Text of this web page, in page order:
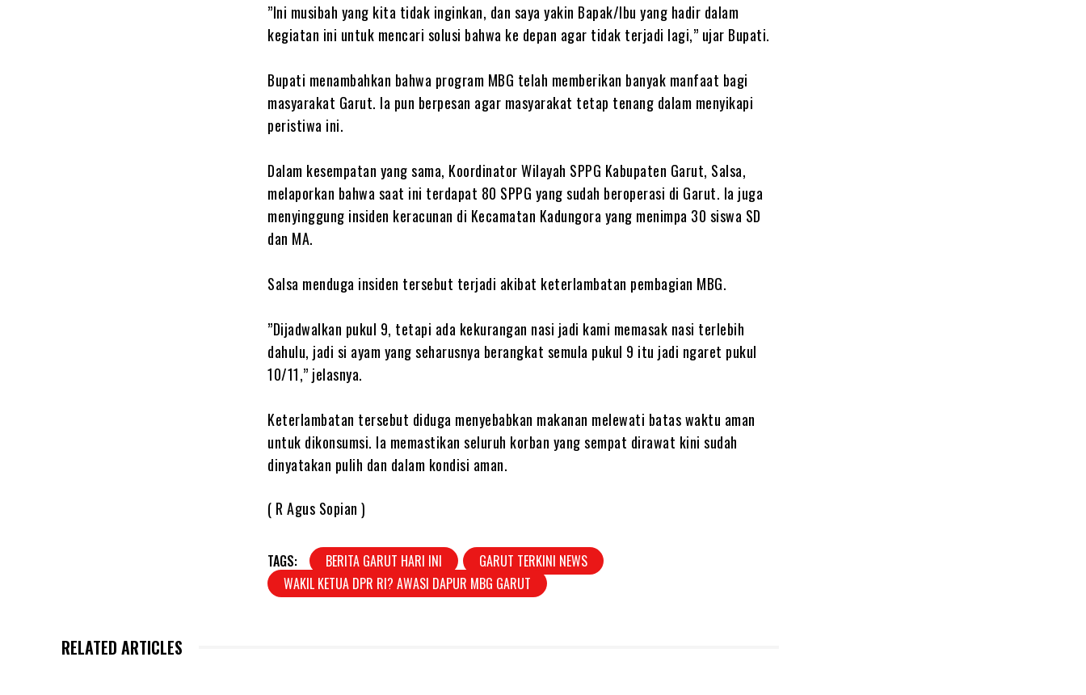
‎”Ini musibah yang kita tidak inginkan, dan saya yakin Bapak/Ibu yang hadir dalam
kegiatan ini untuk mencari solusi bahwa ke depan agar tidak terjadi lagi,” ujar Bupati.
‎Bupati menambahkan bahwa program MBG telah memberikan banyak manfaat bagi
masyarakat Garut. Ia pun berpesan agar masyarakat tetap tenang dalam menyikapi
peristiwa ini.
‎Dalam kesempatan yang sama, Koordinator Wilayah SPPG Kabupaten Garut, Salsa,
melaporkan bahwa saat ini terdapat 80 SPPG yang sudah beroperasi di Garut. Ia juga
menyinggung insiden keracunan di Kecamatan Kadungora yang menimpa 30 siswa SD
dan MA.
‎Salsa menduga insiden tersebut terjadi akibat keterlambatan pembagian MBG.
‎”Dijadwalkan pukul 9, tetapi ada kekurangan nasi jadi kami memasak nasi terlebih
dahulu, jadi si ayam yang seharusnya berangkat semula pukul 9 itu jadi ngaret pukul
10/11,” jelasnya.
‎Keterlambatan tersebut diduga menyebabkan makanan melewati batas waktu aman
untuk dikonsumsi. Ia memastikan seluruh korban yang sempat dirawat kini sudah
dinyatakan pulih dan dalam kondisi aman.
( R Agus Sopian )
TAGS: BERITA GARUT HARI INI
GARUT TERKINI NEWS
WAKIL KETUA DPR RI? AWASI DAPUR MBG GARUT
RELATED ARTICLES